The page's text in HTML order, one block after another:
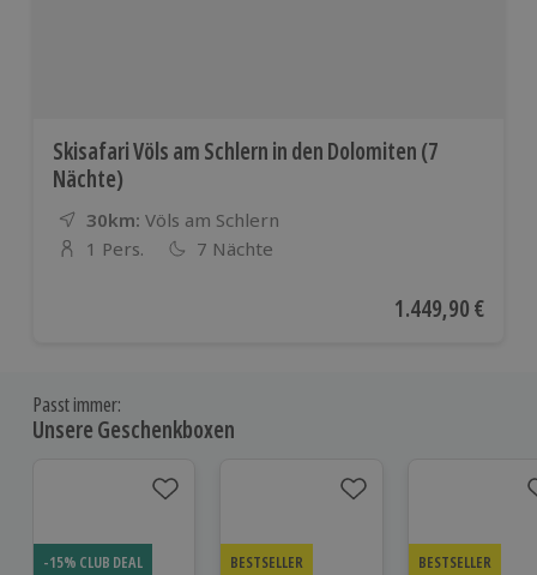
Skisafari Völs am Schlern in den Dolomiten (7
Nächte)
30km: Entfernung
Standort
Völs am Schlern
Anzahl der Teilnehmer
1 Pers. 7 Nächte
Aktueller Preis
1.449,90 €
Passt immer:
Unsere Geschenkboxen
-15% CLUB DEAL BESTSELLER BESTSELLER